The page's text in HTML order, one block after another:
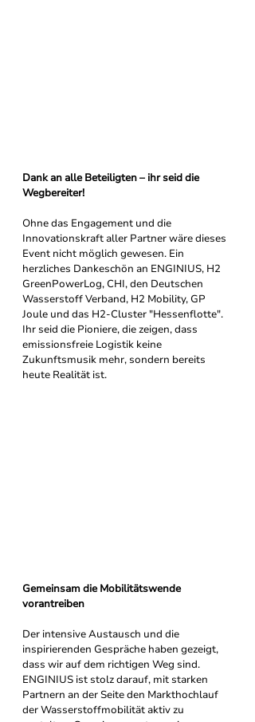
Dank an alle Beteiligten – ihr seid die
Wegbereiter!
Ohne das Engagement und die
Innovationskraft aller Partner wäre dieses
Event nicht möglich gewesen. Ein
herzliches Dankeschön an ENGINIUS, H2
GreenPowerLog, CHI, den Deutschen
Wasserstoff Verband, H2 Mobility, GP
Joule und das H2-Cluster "Hessenflotte".
Ihr seid die Pioniere, die zeigen, dass
emissionsfreie Logistik keine
Zukunftsmusik mehr, sondern bereits
heute Realität ist.
Gemeinsam die Mobilitätswende
vorantreiben
Der intensive Austausch und die
inspirierenden Gespräche haben gezeigt,
dass wir auf dem richtigen Weg sind.
ENGINIUS ist stolz darauf, mit starken
Partnern an der Seite den Markthochlauf
der Wasserstoffmobilität aktiv zu